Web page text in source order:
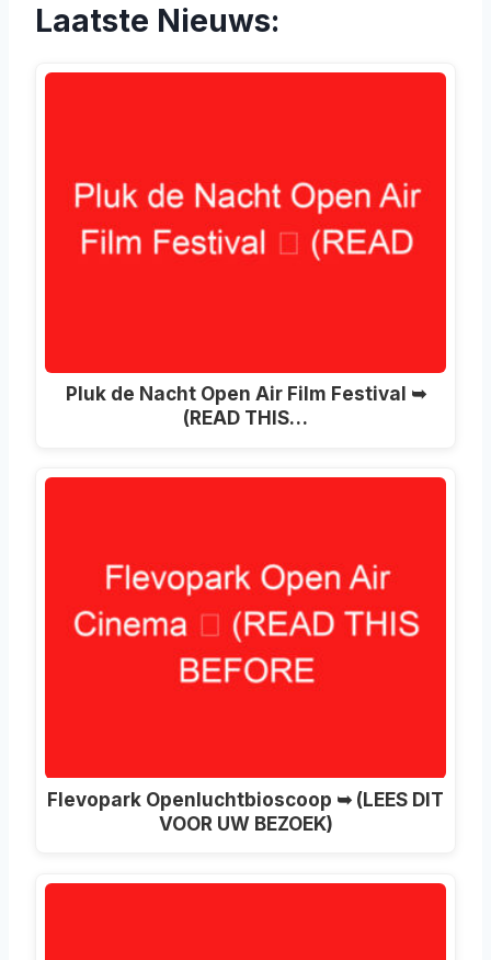
Laatste Nieuws:
Pluk de Nacht Open Air Film Festival ➥
(READ THIS…
Flevopark Openluchtbioscoop ➥ (LEES DIT
VOOR UW BEZOEK)